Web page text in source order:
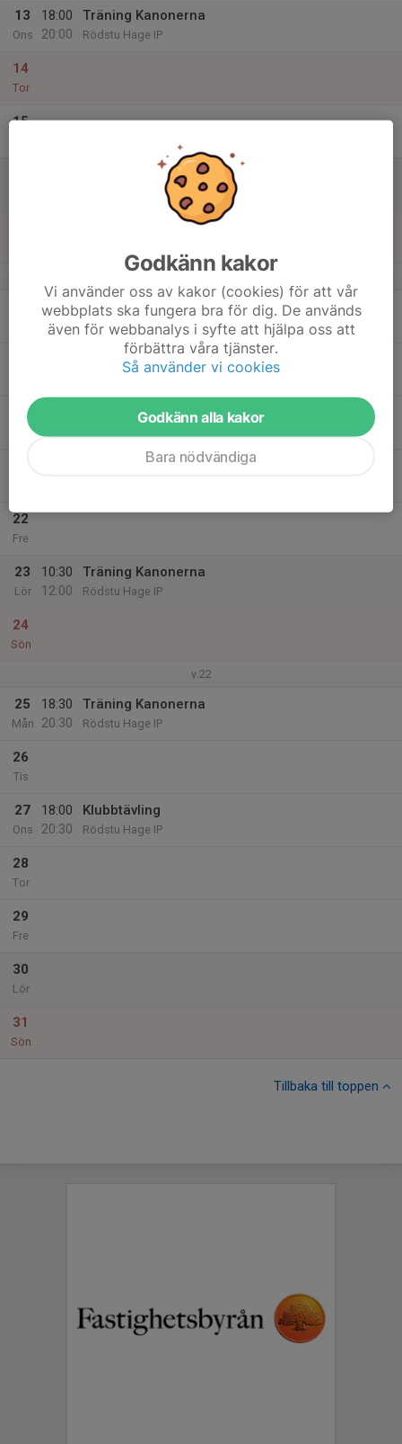
13
Ons
18:00
20:00
Träning Kanonerna
Rödstu Hage IP
14
Tor
15
18:30
20:30
Träning Kanonerna
Rödstu Hage IP
20
Ons
Träning Kanonerna
22
Fre
23
Lör
10:30
12:00
Träning Kanonerna
Rödstu Hage IP
24
Sön
v.22
25
Mån
18:30
20:30
Träning Kanonerna
Rödstu Hage IP
26
Tis
27
Ons
18:00
20:30
Klubbtävling
Rödstu Hage IP
28
Tor
29
Fre
30
Lör
31
Sön
Tillbaka till toppen
Godkänn kakor
Vi använder oss av kakor (cookies) för att vår
webbplats ska fungera bra för dig. De används
även för webbanalys i syfte att hjälpa oss att
förbättra våra tjänster.
Så använder vi cookies
Godkänn alla kakor
Bara nödvändiga